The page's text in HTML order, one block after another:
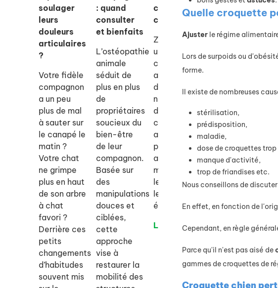
soulager
leurs
douleurs
articulaires
?
Votre fidèle
compagnon
a un peu
plus de mal
à sauter sur
le canapé le
matin ?
Votre chat
ne grimpe
plus en haut
de son arbre
à chat
favori ?
Derrière ces
petits
changements
d’habitudes
souvent mis
: quand
consulter
et bienfaits
L’ostéopathie
animale
séduit de
plus en plus
de
propriétaires
soucieux du
bien-être
de leur
compagnon.
Basée sur
des
manipulations
douces et
ciblées,
cette
approche
vise à
restaurer la
mobilité des
chiens et
chats
Zylkene est
un
complément
alimentaire
d’origine
naturelle
destiné aux
chiens et
aux chats
pour les
aider à
mieux gérer
le stress et
les
émotions.
Lire la suite
adaptées à
la vie en
appartement
Découvrez
races de
s’adaptent
le mieux à la
vie en
appartement
et trouvez
le
compagnon
votre mode
Quelle croquette
Ajuster le régime
Lors de surpoids ou
forme.
Il existe de nombreuses
stérilisation,
prédisposition,
maladie,
dose de croquettes trop
manque d'activité,
trop de friandises etc.
Nous conseillons de
En effet, en fonction de
Cependant, en règle
Parce qu'il n'est pas aisé de
gammes de croquettes de
Croquette chien